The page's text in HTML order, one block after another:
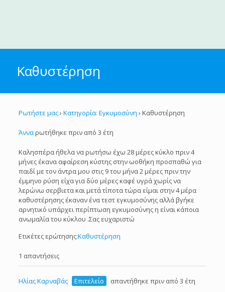
Καθυστέρηση
Ρωτήστε μας› Κατηγορία: Εγκυμοσύνη › Καθυστέρηση
Άνναρωτήθηκε πριν από 3 έτη
Καλησπέρα ήθελα να ρωτήσω έχω 28 μέρες κύκλο πριν 4
μήνες έκανα αφαίρεση κύστης στην ωοθήκη προσπαθώ για
παιδί με τον άντρα μου στις 9 του μήνα 2 μέρες πριν την
έμμηνο ρύση είχα για δύο μέρες καφέ υγρά χωρίς να
λερώνω σερβιετα και μετά τίποτα τώρα είμαι στην 4 μέρα
καθυστέρησης έκαναν ένα τεστ εγκυμοσύνης αλλά βγήκε
αρνητικό υπάρχει περίπτωση εγκυμοσύνης η είναι κάποια
ανωμαλία του κύκλου .Σας ευχαριστώ
Ετικέτες ερώτησης:Καθυστέρηση
1 απαντήσεις
Ηλίας Καρναβάς Επιτελείο απαντήθηκε πριν από 3 έτη